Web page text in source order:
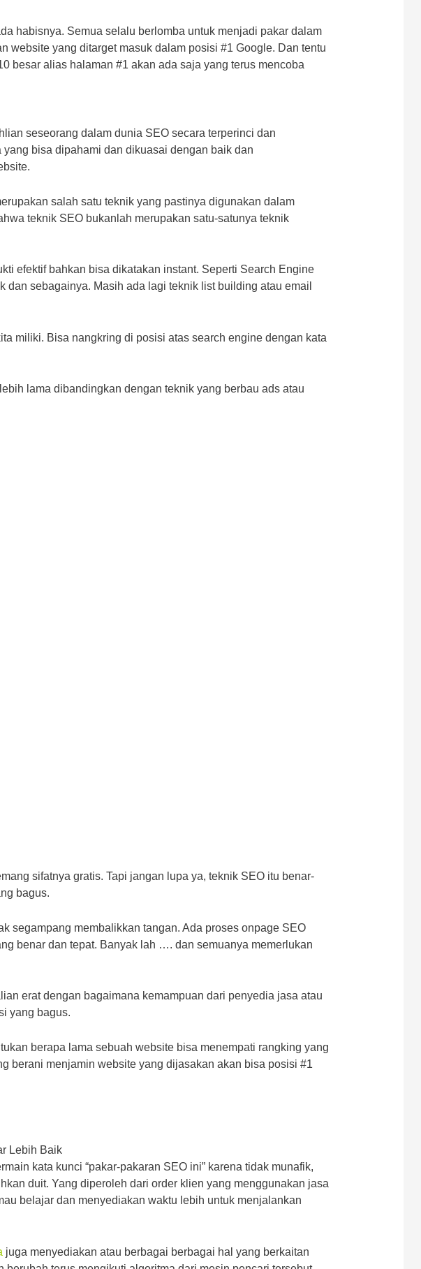
habisnya. Semua selalu berlomba untuk menjadi pakar dalam
website yang ditarget masuk dalam posisi #1 Google. Dan tentu
besar alias halaman #1 akan ada saja yang terus mencoba
seseorang dalam dunia SEO secara terperinci dan
bisa dipahami dan dikuasai dengan baik dan
salah satu teknik yang pastinya digunakan dalam
teknik SEO bukanlah merupakan satu-satunya teknik
efektif bahkan bisa dikatakan instant. Seperti Search Engine
dan sebagainya. Masih ada lagi teknik list building atau email
miliki. Bisa nangkring di posisi atas search engine dengan kata
lama dibandingkan dengan teknik yang berbau ads atau
sifatnya gratis. Tapi jangan lupa ya, teknik SEO itu benar-
bagus.
segampang membalikkan tangan. Ada proses onpage SEO
benar dan tepat. Banyak lah …. dan semuanya memerlukan
erat dengan bagaimana kemampuan dari penyedia jasa atau
yang bagus.
berapa lama sebuah website bisa menempati rangking yang
berani menjamin website yang dijasakan akan bisa posisi #1
Lebih Baik
kata kunci “pakar-pakaran SEO ini” karena tidak munafik,
duit. Yang diperoleh dari order klien yang menggunakan jasa
belajar dan menyediakan waktu lebih untuk menjalankan
juga menyediakan atau berbagai berbagai hal yang berkaitan